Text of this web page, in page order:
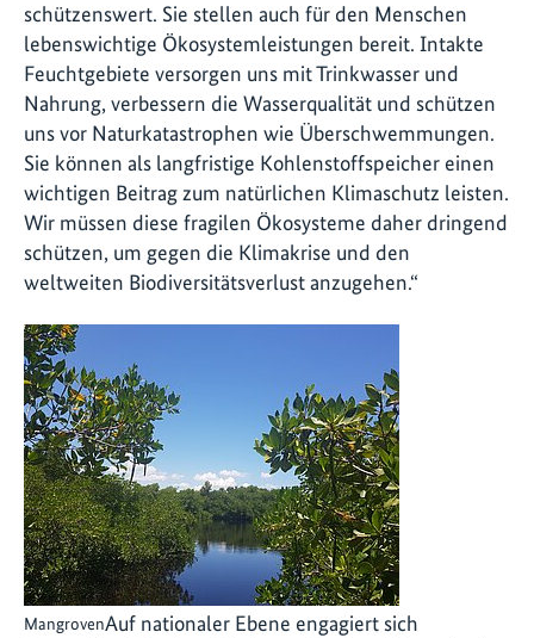
schützenswert. Sie stellen auch für den Menschen
lebenswichtige Ökosystemleistungen bereit. Intakte
Feuchtgebiete versorgen uns mit Trinkwasser und
Nahrung, verbessern die Wasserqualität und schützen
uns vor Naturkatastrophen wie Überschwemmungen.
Sie können als langfristige Kohlenstoffspeicher einen
wichtigen Beitrag zum natürlichen Klimaschutz leisten.
Wir müssen diese fragilen Ökosysteme daher dringend
schützen, um gegen die Klimakrise und den
weltweiten Biodiversitätsverlust anzugehen.“
MangrovenAuf nationaler Ebene engagiert sich